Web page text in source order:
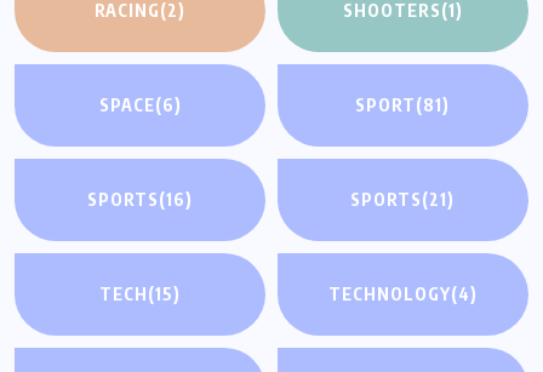
RACING(2) SHOOTERS(1)
SPACE(6) SPORT(81)
SPORTS(16) SPORTS(21)
TECH(15) TECHNOLOGY(4)